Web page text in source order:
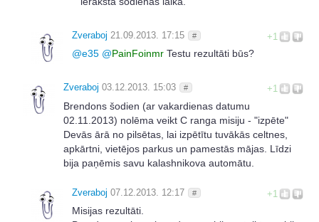
+1
Zveraboj 21.09.2013. 17:15 #
@e35 @PainFoinmr Testu rezultāti būs?
+1
Zveraboj 03.12.2013. 15:03 #
Brendons šodien (ar vakardienas datumu
02.11.2013) nolēma veikt C ranga misiju - "izpēte"
Devās ārā no pilsētas, lai izpētītu tuvākās celtnes,
apkārtni, vietējos parkus un pamestās mājas. Līdzi
bija paņēmis savu kalashnikova automātu.
+1
Zveraboj 07.12.2013. 12:17 #
Misijas rezultāti.